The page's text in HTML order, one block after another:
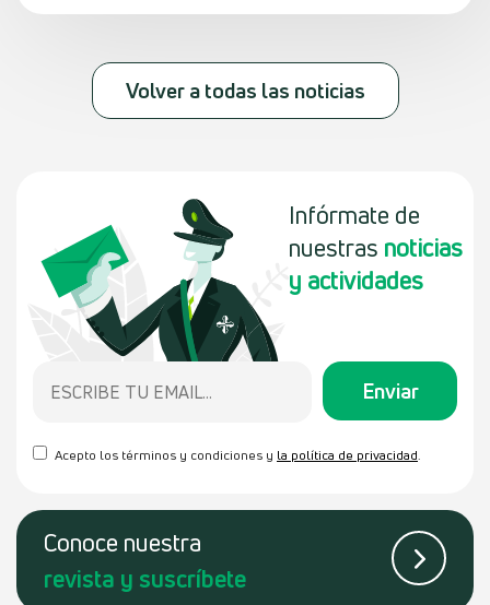
Volver a todas las noticias
Infórmate de
nuestras noticias
y actividades
Acepto los términos y condiciones y la política de privacidad.
Conoce nuestra
revista y suscríbete